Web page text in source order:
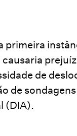
primeira
de
de
(DIA).